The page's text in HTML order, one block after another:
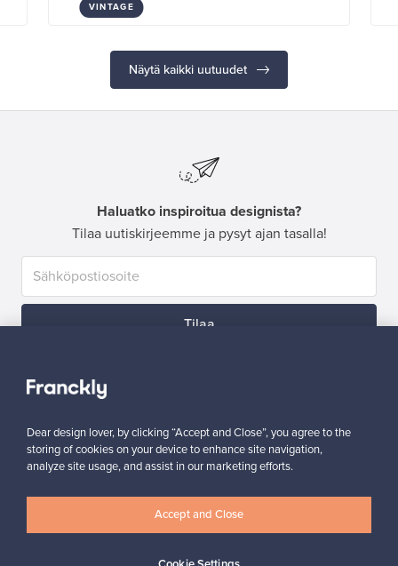
VINTAGE
Näytä kaikki uutuudet
Haluatko inspiroitua designista?
Tilaa uutiskirjeemme ja pysyt ajan tasalla!
Tilaa
Aitoa designia Turvalliset maksut
Dear design lover, by clicking “Accept and Close”, you agree to the
storing of cookies on your device to enhance site navigation,
analyze site usage, and assist in our marketing efforts.
Accept and Close